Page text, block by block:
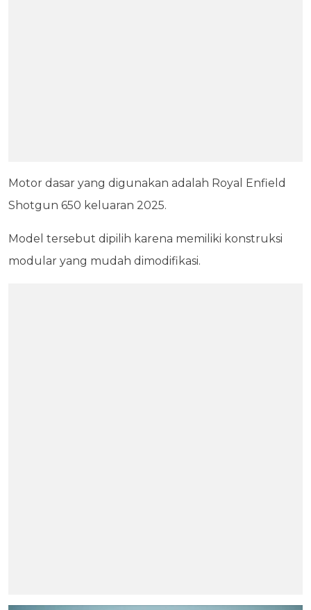
Motor dasar yang digunakan adalah Royal Enfield
Shotgun 650 keluaran 2025.
Model tersebut dipilih karena memiliki konstruksi
modular yang mudah dimodifikasi.